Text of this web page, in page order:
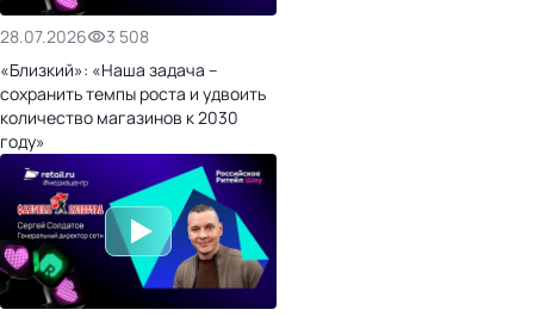
28.07.2026
3 508
«Близкий»: «Наша задача –
сохранить темпы роста и удвоить
количество магазинов к 2030
году»